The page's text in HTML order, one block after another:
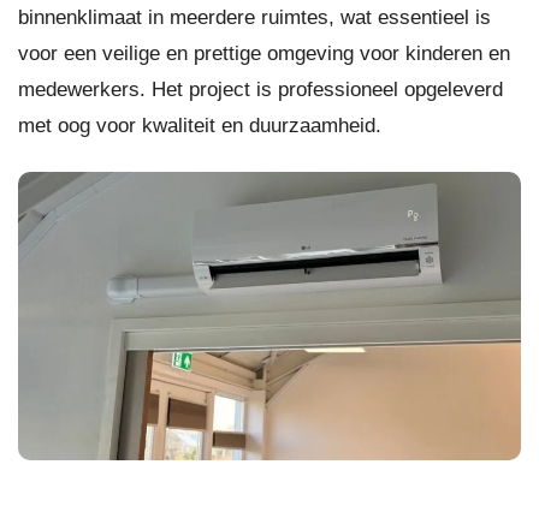
binnenklimaat in meerdere ruimtes, wat essentieel is
voor een veilige en prettige omgeving voor kinderen en
medewerkers. Het project is professioneel opgeleverd
met oog voor kwaliteit en duurzaamheid.